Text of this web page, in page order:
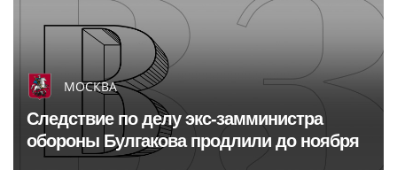
МОСКВА
Следствие по делу экс-замминистра
обороны Булгакова продлили до ноября